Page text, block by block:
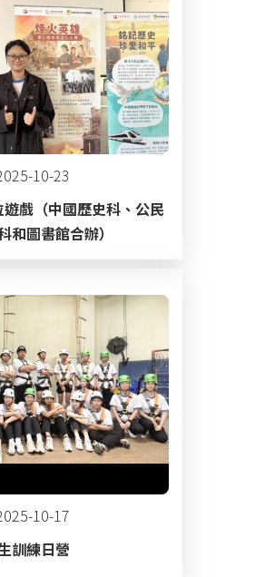
10-23
遊戲（中國歷史科、公民
和圖書館合辦）
10-17
訓練日營